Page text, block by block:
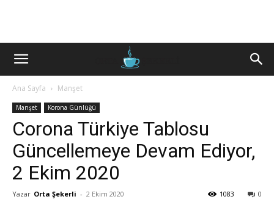
Ana Sayfa Manşet
Manşet Korona Günlüğü
Corona Türkiye Tablosu
Güncellemeye Devam Ediyor,
2 Ekim 2020
Yazar Orta Şekerli - 2 Ekim 2020 0
1083